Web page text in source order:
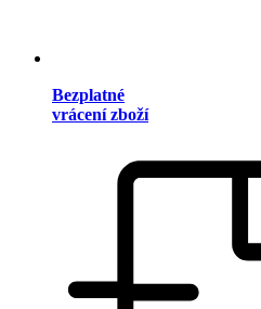
Bezplatné
vrácení zboží